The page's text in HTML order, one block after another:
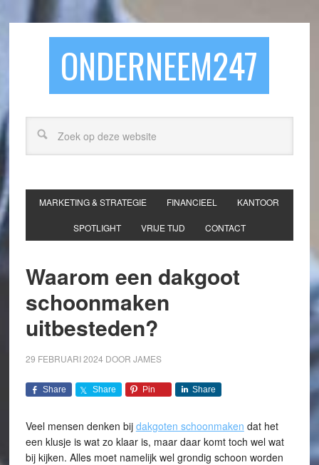
ONDERNEEM247
MARKETING & STRATEGIE FINANCIEEL KANTOOR
SPOTLIGHT VRIJE TIJD CONTACT
Waarom een dakgoot
schoonmaken
uitbesteden?
29 FEBRUARI 2024 DOOR JAMES
Share Share Pin Share
Veel mensen denken bij dakgoten schoonmaken dat het
een klusje is wat zo klaar is, maar daar komt toch wel wat
bij kijken. Alles moet namelijk wel grondig schoon worden